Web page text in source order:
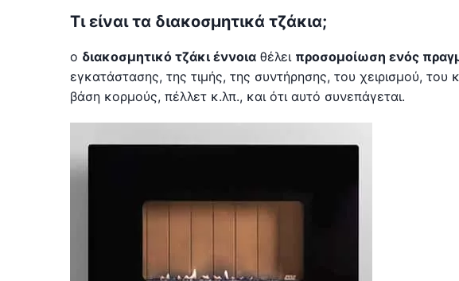
Τι είναι τα διακοσμητικά τζάκια;
ο διακοσμητικό τζάκι έννοια θέλει προσομοίωση ενός
εγκατάστασης, της τιμής, της συντήρησης, του χειρισμού,
βάση κορμούς, πέλλετ κ.λπ., και ότι αυτό συνεπάγεται.